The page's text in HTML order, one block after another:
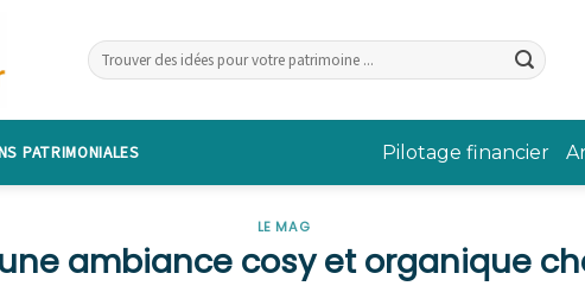
PATRIMONIALES Pilotage financier
LE MAG
ambiance cosy et organique